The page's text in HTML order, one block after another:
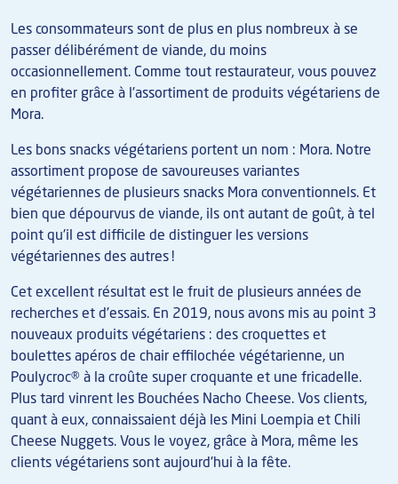
Les consommateurs sont de plus en plus nombreux à se
passer délibérément de viande, du moins
occasionnellement. Comme tout restaurateur, vous pouvez
en profiter grâce à l'assortiment de produits végétariens de
Mora.
Les bons snacks végétariens portent un nom : Mora. Notre
assortiment propose de savoureuses variantes
végétariennes de plusieurs snacks Mora conventionnels. Et
bien que dépourvus de viande, ils ont autant de goût, à tel
point qu'il est difficile de distinguer les versions
végétariennes des autres !
Cet excellent résultat est le fruit de plusieurs années de
recherches et d'essais. En 2019, nous avons mis au point 3
nouveaux produits végétariens : des croquettes et
boulettes apéros de chair effilochée végétarienne, un
Poulycroc® à la croûte super croquante et une fricadelle.
Plus tard vinrent les Bouchées Nacho Cheese. Vos clients,
quant à eux, connaissaient déjà les Mini Loempia et Chili
Cheese Nuggets. Vous le voyez, grâce à Mora, même les
clients végétariens sont aujourd'hui à la fête.